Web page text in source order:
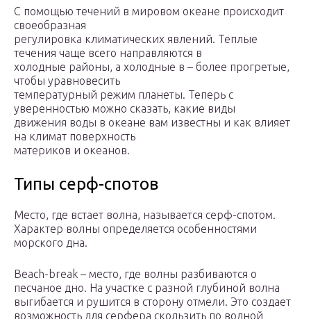
С помощью течений в мировом океане происходит
своеобразная
регулировка климатических явлений. Теплые
течения чаще всего направляются в
холодные районы, а холодные в – более прогретые,
чтобы уравновесить
температурный режим планеты. Теперь с
уверенностью можно сказать, какие виды
движения воды в океане вам известны и как влияет
на климат поверхность
материков и океанов.
Типы серф-спотов
Место, где встает волна, называется серф-спотом.
Характер волны определяется особенностями
морского дна.
Beach-break – место, где волны разбиваются о
песчаное дно. На участке с разной глубиной волна
выгибается и рушится в сторону отмели. Это создает
возможность для серфера скользить по водной